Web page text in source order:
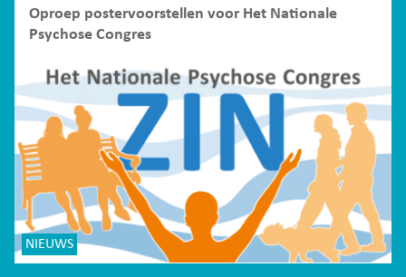
Oproep postervoorstellen voor Het Nationale
Psychose Congres
NIEUWS